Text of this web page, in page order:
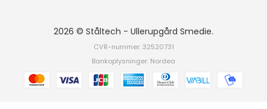
2026 © Ståltech - Ullerupgård Smedie.
CVR-nummer: 32520731
Bankoplysninger: Nordea